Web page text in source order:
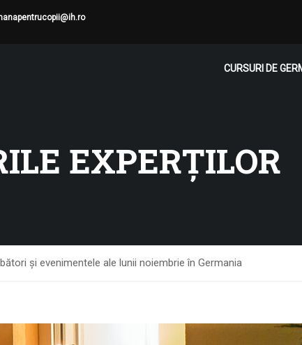
CURSURI DE
EXPERȚILOR
și evenimentele ale lunii noiembrie în Germania